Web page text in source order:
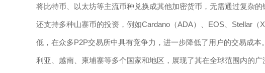
将比特币、以太坊等主流币种兑换成其他加密货币，无需通过复杂
还支持多种山寨币的投资，例如Cardano（ADA）、EOS、Stellar
低，在众多P2P交易所中具有竞争力，进一步降低了用户的交易成
利亚、越南、柬埔寨等多个国家和地区，展现了其在全球范围内的广